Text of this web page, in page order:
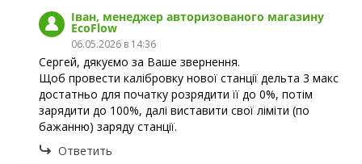
Іван, менеджер авторизованого магазину
EcoFlow
06.05.2026 в 14:36
Сергей, дякуємо за Ваше звернення.
Щоб провести калібровку нової станції дельта 3 макс
достатньо для початку розрядити її до 0%, потім
зарядити до 100%, далі виставити свої ліміти (по
бажанню) заряду станції.
Ответить